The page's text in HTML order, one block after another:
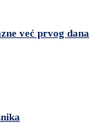
već prvog dana